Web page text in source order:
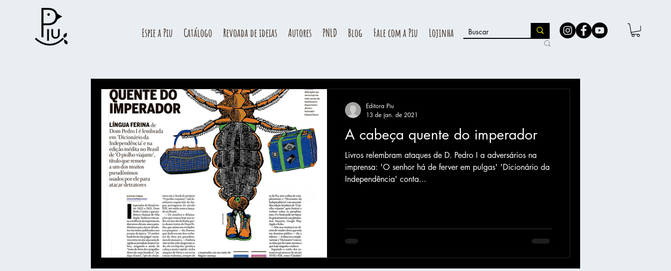
Espie a Piu Catálogo Revoada de ideias Autores PNLD Blog Fale com a Piu Lojinha
A cabeça quente do imperador
Livros relembram ataques de D. Pedro I a adversários na
imprensa: 'O senhor há de ferver em pulgas' 'Dicionário da
Independência' conta...
Editora Piu
13 de jan. de 2021